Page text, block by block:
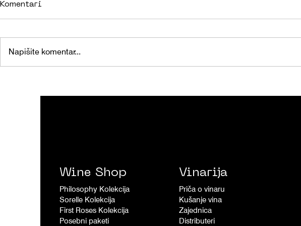
XMAS ROX BOX 2023
Komentari
Napišite komentar...
Wine Shop
Philosophy Kolekcija
Sorelle Kolekcija
First Roses Kolekcija
Posebni paketi
Vinarija
Priča o vinaru
Kušanje vina
Zajednica
Distributeri